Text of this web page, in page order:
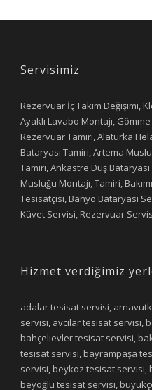
Servisimiz
Rezervuar İç Takım Değişimi,
Ayaklı Lavabo Montajı,
Rezervuar Tamiri, Alaturka
Bataryası Tamiri, Artema
Tamiri, Ankastre Duş
Musluğu Montajı, Tamiri,
Tesisatçısı, Banyo Bataryası
Küvet Servisi, Rezervuar
Hizmet verdiğimiz
adalar tesisat servisi,
servisi, avcılar tesisat servisi,
bahçelievler tesisat servisi,
tesisat servisi, bayrampaşa
servisi, beykoz tesisat
beyoğlu tesisat servisi,